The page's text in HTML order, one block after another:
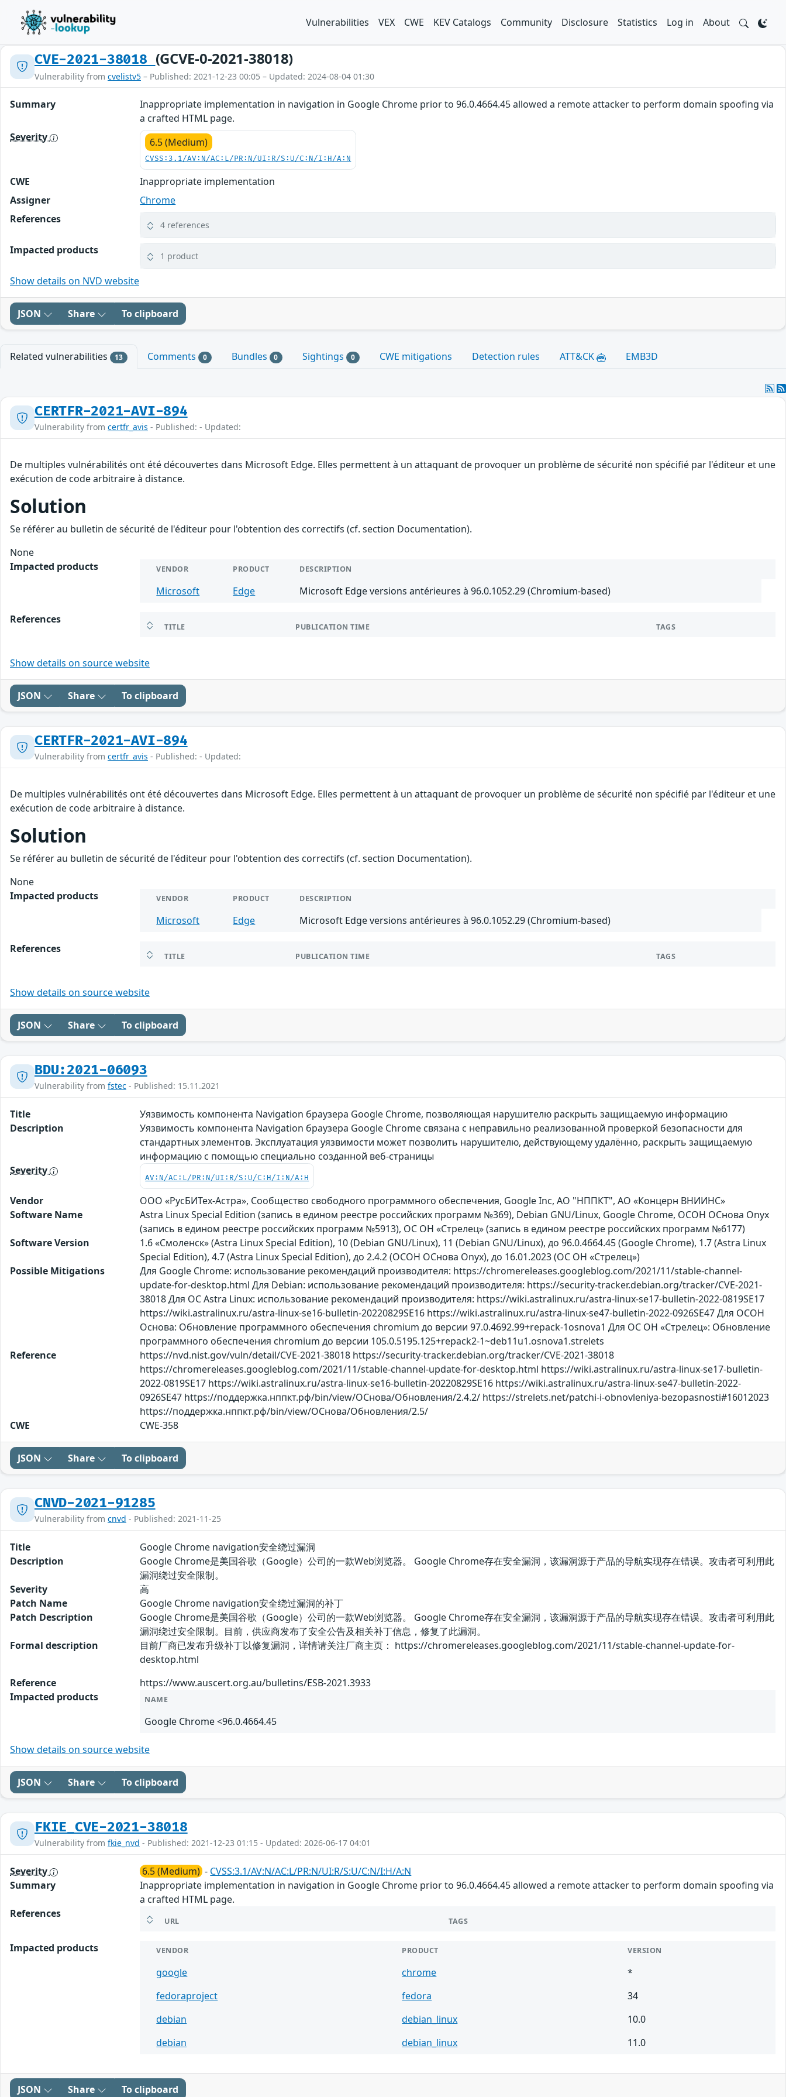
Vulnerabilities VEX CWE KEV Catalogs Community Disclosure Statistics Log in About
CVE-2021-38018 (GCVE-0-2021-38018)
Vulnerability from cvelistv5 – Published: 2021-12-23 00:05 – Updated: 2024-08-04 01:30
Summary
Inappropriate implementation in navigation in Google Chrome prior to 96.0.4664.45 allowed a remote attacker to perform domain spoofing via
a crafted HTML page.
Severity
6.5 (Medium)
CVSS:3.1/AV:N/AC:L/PR:N/UI:R/S:U/C:N/I:H/A:N
CWE
Inappropriate implementation
Assigner
Chrome
References
4 references
Impacted products 1 product
Show details on NVD website
JSON Share To clipboard
Related vulnerabilities 13 Comments 0 Bundles 0 Sightings 0 CWE mitigations Detection rules ATT&CK EMB3D
CERTFR-2021-AVI-894
Vulnerability from certfr_avis - Published: - Updated:
De multiples vulnérabilités ont été découvertes dans Microsoft Edge. Elles permettent à un attaquant de provoquer un problème de sécurité non spécifié par l'éditeur et une
exécution de code arbitraire à distance.
Solution
Se référer au bulletin de sécurité de l'éditeur pour l'obtention des correctifs (cf. section Documentation).
None
Impacted products
VENDOR PRODUCT DESCRIPTION
Microsoft Edge Microsoft Edge versions antérieures à 96.0.1052.29 (Chromium-based)
References
TITLE PUBLICATION TIME TAGS
Show details on source website
JSON Share To clipboard
CERTFR-2021-AVI-894
Vulnerability from certfr_avis - Published: - Updated:
De multiples vulnérabilités ont été découvertes dans Microsoft Edge. Elles permettent à un attaquant de provoquer un problème de sécurité non spécifié par l'éditeur et une
exécution de code arbitraire à distance.
Solution
Se référer au bulletin de sécurité de l'éditeur pour l'obtention des correctifs (cf. section Documentation).
None
Impacted products
VENDOR PRODUCT DESCRIPTION
Microsoft Edge Microsoft Edge versions antérieures à 96.0.1052.29 (Chromium-based)
References
TITLE PUBLICATION TIME TAGS
Show details on source website
JSON Share To clipboard
BDU:2021-06093
Vulnerability from fstec - Published: 15.11.2021
Title
Уязвимость компонента Navigation браузера Google Chrome, позволяющая нарушителю раскрыть защищаемую информацию
Description
Уязвимость компонента Navigation браузера Google Chrome связана с неправильно реализованной проверкой безопасности для
стандартных элементов. Эксплуатация уязвимости может позволить нарушителю, действующему удалённо, раскрыть защищаемую
информацию с помощью специально созданной веб-страницы
Severity
AV:N/AC:L/PR:N/UI:R/S:U/C:H/I:N/A:H
Vendor
ООО «РусБИТех-Астра», Сообщество свободного программного обеспечения, Google Inc, АО "НППКТ", АО «Концерн ВНИИНС»
Software Name
Astra Linux Special Edition (запись в едином реестре российских программ №369), Debian GNU/Linux, Google Chrome, ОСОН ОСнова Оnyx
(запись в едином реестре российских программ №5913), ОС ОН «Стрелец» (запись в едином реестре российских программ №6177)
Software Version
1.6 «Смоленск» (Astra Linux Special Edition), 10 (Debian GNU/Linux), 11 (Debian GNU/Linux), до 96.0.4664.45 (Google Chrome), 1.7 (Astra Linux
Special Edition), 4.7 (Astra Linux Special Edition), до 2.4.2 (ОСОН ОСнова Оnyx), до 16.01.2023 (ОС ОН «Стрелец»)
Possible Mitigations
Для Google Chrome: использование рекомендаций производителя: https://chromereleases.googleblog.com/2021/11/stable-channel-
update-for-desktop.html Для Debian: использование рекомендаций производителя: https://security-tracker.debian.org/tracker/CVE-2021-
38018 Для ОС Astra Linux: использование рекомендаций производителя: https://wiki.astralinux.ru/astra-linux-se17-bulletin-2022-0819SE17
https://wiki.astralinux.ru/astra-linux-se16-bulletin-20220829SE16 https://wiki.astralinux.ru/astra-linux-se47-bulletin-2022-0926SE47 Для ОСОН
Основа: Обновление программного обеспечения chromium до версии 97.0.4692.99+repack-1osnova1 Для ОС ОН «Стрелец»: Обновление
программного обеспечения chromium до версии 105.0.5195.125+repack2-1~deb11u1.osnova1.strelets
Reference
https://nvd.nist.gov/vuln/detail/CVE-2021-38018 https://security-tracker.debian.org/tracker/CVE-2021-38018
https://chromereleases.googleblog.com/2021/11/stable-channel-update-for-desktop.html https://wiki.astralinux.ru/astra-linux-se17-bulletin-
2022-0819SE17 https://wiki.astralinux.ru/astra-linux-se16-bulletin-20220829SE16 https://wiki.astralinux.ru/astra-linux-se47-bulletin-2022-
0926SE47 https://поддержка.нппкт.рф/bin/view/ОСнова/Обновления/2.4.2/ https://strelets.net/patchi-i-obnovleniya-bezopasnosti#16012023
https://поддержка.нппкт.рф/bin/view/ОСнова/Обновления/2.5/
CWE
CWE-358
JSON Share To clipboard
CNVD-2021-91285
Vulnerability from cnvd - Published: 2021-11-25
Title
Google Chrome navigation安全绕过漏洞
Description
Google Chrome是美国谷歌（Google）公司的一款Web浏览器。 Google Chrome存在安全漏洞，该漏洞源于产品的导航实现存在错误。攻击者可利用此
漏洞绕过安全限制。
Severity
高
Patch Name
Google Chrome navigation安全绕过漏洞的补丁
Patch Description
Google Chrome是美国谷歌（Google）公司的一款Web浏览器。 Google Chrome存在安全漏洞，该漏洞源于产品的导航实现存在错误。攻击者可利用此
漏洞绕过安全限制。目前，供应商发布了安全公告及相关补丁信息，修复了此漏洞。
Formal description
目前厂商已发布升级补丁以修复漏洞，详情请关注厂商主页： https://chromereleases.googleblog.com/2021/11/stable-channel-update-for-
desktop.html
Reference
https://www.auscert.org.au/bulletins/ESB-2021.3933
Impacted products
NAME
Google Chrome <96.0.4664.45
Show details on source website
JSON Share To clipboard
FKIE_CVE-2021-38018
Vulnerability from fkie_nvd - Published: 2021-12-23 01:15 - Updated: 2026-06-17 04:01
Severity 6.5 (Medium) - CVSS:3.1/AV:N/AC:L/PR:N/UI:R/S:U/C:N/I:H/A:N
Summary
Inappropriate implementation in navigation in Google Chrome prior to 96.0.4664.45 allowed a remote attacker to perform domain spoofing via
a crafted HTML page.
References
URL TAGS
Impacted products VENDOR PRODUCT VERSION
google chrome
*
fedoraproject
fedora
34
debian
debian_linux
10.0
debian
debian_linux 11.0
JSON Share To clipboard